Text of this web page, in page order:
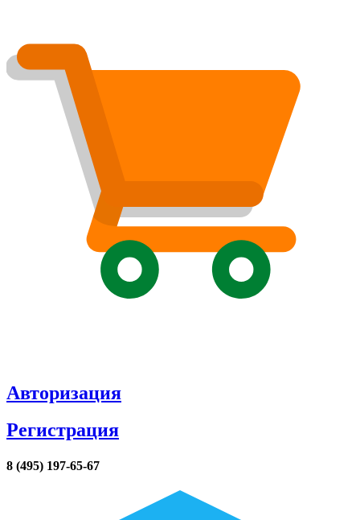
Авторизация
Регистрация
8 (495) 197-65-67